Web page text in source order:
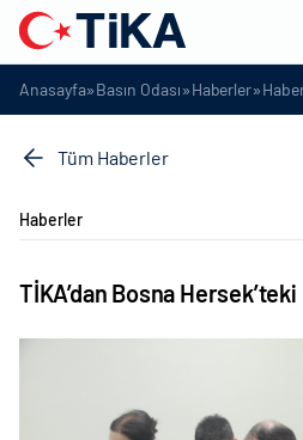
Anasayfa»Basın Odası»Haberler»
Tüm Haberler
Haberler
TİKA’dan Bosna